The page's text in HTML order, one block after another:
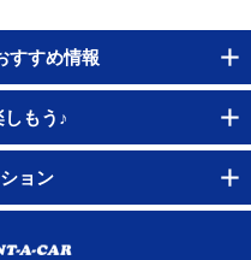
すすめ情報
もう♪
ョン